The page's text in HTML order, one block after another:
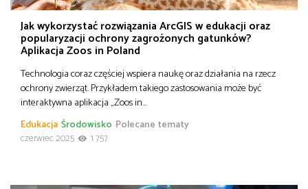
Jak wykorzystać rozwiązania ArcGIS w edukacji oraz
popularyzacji ochrony zagrożonych gatunków?
Aplikacja Zoos in Poland
Technologia coraz częściej wspiera naukę oraz działania na rzecz
ochrony zwierząt. Przykładem takiego zastosowania może być
interaktywna aplikacja „Zoos in…
Edukacja Polecane tematy
Środowisko
czerwiec 2025
1 757